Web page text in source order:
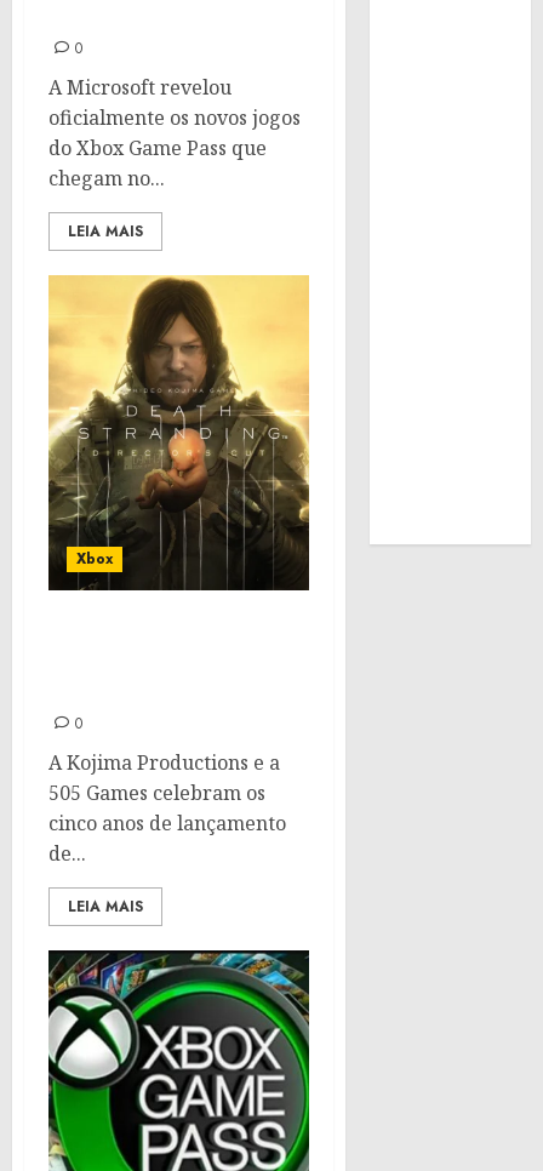
0
A Microsoft revelou
oficialmente os novos jogos
do Xbox Game Pass que
chegam no...
LEIA MAIS
Xbox
0
A Kojima Productions e a
505 Games celebram os
cinco anos de lançamento
de...
LEIA MAIS